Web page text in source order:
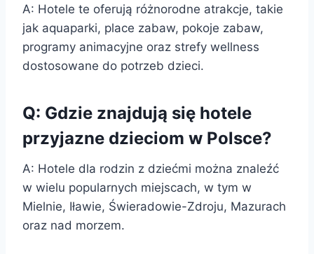
A: Hotele te oferują różnorodne atrakcje, takie
jak aquaparki, place zabaw, pokoje zabaw,
programy animacyjne oraz strefy wellness
dostosowane do potrzeb dzieci.
Q: Gdzie znajdują się hotele
przyjazne dzieciom w Polsce?
A: Hotele dla rodzin z dziećmi można znaleźć
w wielu popularnych miejscach, w tym w
Mielnie, Iławie, Świeradowie-Zdroju, Mazurach
oraz nad morzem.